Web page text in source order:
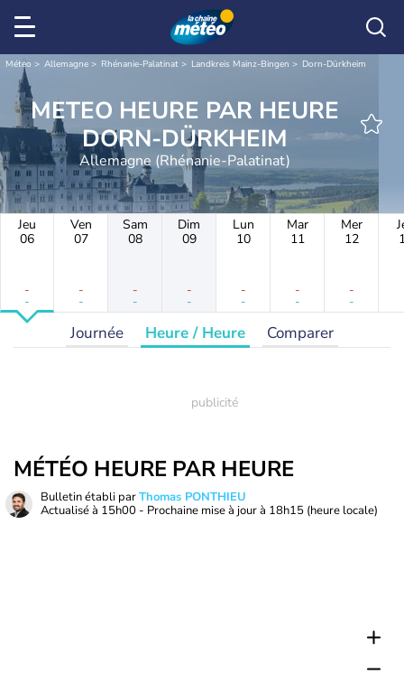
Météo Allemagne Rhénanie-Palatinat Landkreis Mainz-Bingen Dorn-Dürkheim
METEO HEURE PAR HEURE
DORN-DÜRKHEIM
Allemagne (Rhénanie-Palatinat)
Jeu
06
-
-
Ven
07
-
-
Sam
08
-
-
Dim
09
-
-
Lun
10
-
-
Mar
11
-
-
Mer
12
-
-
Journée Heure / Heure Comparer
MÉTÉO HEURE PAR HEURE
Bulletin établi parThomas PONTHIEU
Actualisé à 15h00 - Prochaine mise à jour à 18h15 (heure locale)